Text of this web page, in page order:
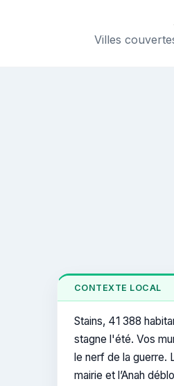
Villes
CONTEXTE LOCAL
Stains, 41 388
stagne l'été. Vos
le nerf de la guerre.
mairie et l’Anah